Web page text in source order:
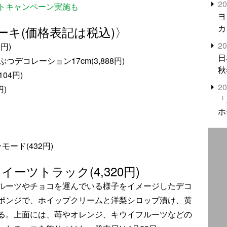
キャンペーン実施も
(価格表記は税込)〉
)
つデコレーション17cm(3,888円)
円)
)
ード(432円)
ーツトラック(4,320円)
ツやチョコを運んでいる様子をイメージしたデコ
ンジで、ホイップクリームと洋梨シロップ漬け、黄
。上面には、苺やオレンジ、キウイフルーツなどの